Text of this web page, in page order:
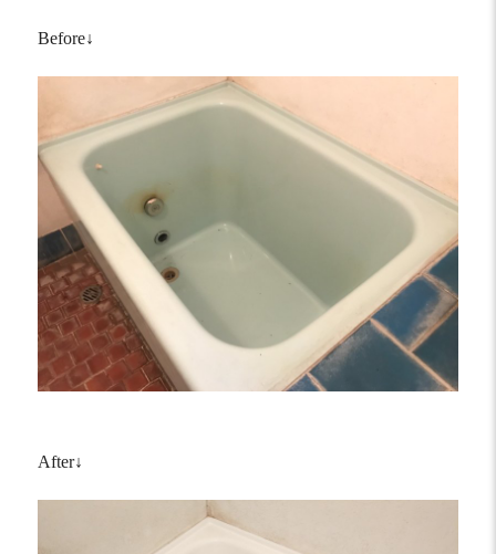
Before↓
After↓